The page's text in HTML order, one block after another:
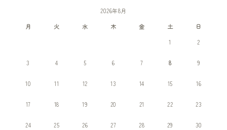
2026年8月
月
火 水 木 金 土
日
1
2
3 4 5 6 7 8 9
10 11 12 13 14 15 16
17 18 19 20 21 22 23
24 25 26 27 28 29 30